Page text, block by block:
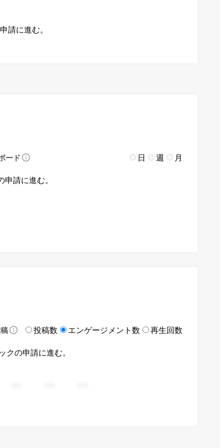
請に進む。
ード 日 週 月
請に進む。
投稿数 エンゲージメント数 再生回数
の申請に進む。